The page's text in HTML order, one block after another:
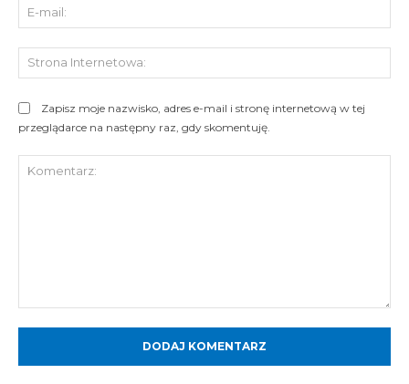
Zapisz moje nazwisko, adres e-mail i stronę internetową w tej
przeglądarce na następny raz, gdy skomentuję.